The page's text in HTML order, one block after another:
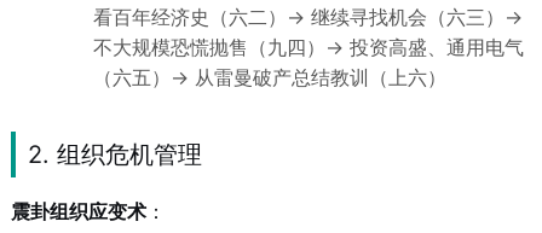
看百年经济史（六二）→ 继续寻找机会（六三）→
不大规模恐慌抛售（九四）→ 投资高盛、通用电气
（六五）→ 从雷曼破产总结教训（上六）
2. 组织危机管理
震卦组织应变术：